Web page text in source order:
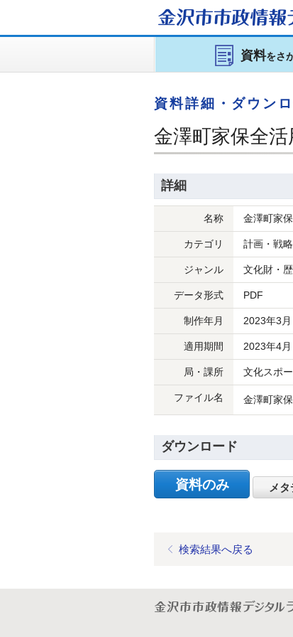
金沢市市政情報
資料をさ
資料詳細・ダウン
金澤町家保全
詳細
名称 金澤町家
カテゴリ 計画・戦
ジャンル 文化財・
データ形式 PDF
制作年月 2023年3月
適用期間 2023年4月
局・課所 文化スポ
ファイル名 金澤町家
ダウンロード
資料のみ メ
検索結果へ戻る
金沢市市政情報デジタルラ